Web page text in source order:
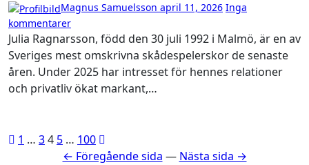
Magnus Samuelsson april 11, 2026 Inga
kommentarer
Julia Ragnarsson, född den 30 juli 1992 i Malmö, är en av
Sveriges mest omskrivna skådespelerskor de senaste
åren. Under 2025 har intresset för hennes relationer
och privatliv ökat markant,…
Sidnumrering
1 … 34 5 … 100
← Föregående sida — Nästa sida →